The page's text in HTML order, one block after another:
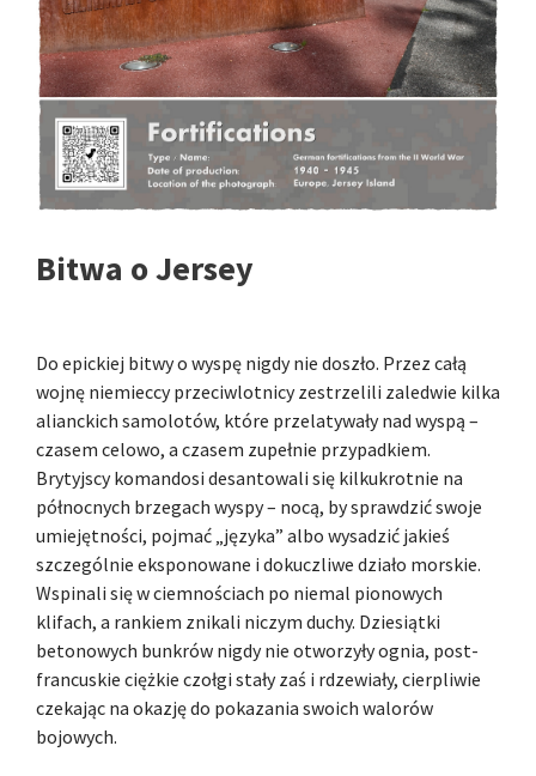
Bitwa o Jersey
Do epickiej bitwy o wyspę nigdy nie doszło. Przez całą
wojnę niemieccy przeciwlotnicy zestrzelili zaledwie kilka
alianckich samolotów, które przelatywały nad wyspą –
czasem celowo, a czasem zupełnie przypadkiem.
Brytyjscy komandosi desantowali się kilkukrotnie na
północnych brzegach wyspy – nocą, by sprawdzić swoje
umiejętności, pojmać „języka” albo wysadzić jakieś
szczególnie eksponowane i dokuczliwe działo morskie.
Wspinali się w ciemnościach po niemal pionowych
klifach, a rankiem znikali niczym duchy. Dziesiątki
betonowych bunkrów nigdy nie otworzyły ognia, post-
francuskie ciężkie czołgi stały zaś i rdzewiały, cierpliwie
czekając na okazję do pokazania swoich walorów
bojowych.